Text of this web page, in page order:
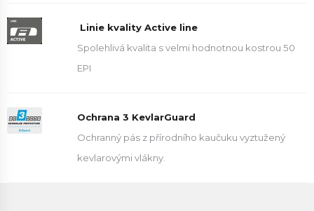
Linie kvality Active line
Spolehlivá kvalita s velmi hodnotnou kostrou 50
EPI
Ochrana 3 KevlarGuard
Ochranný pás z přírodního kaučuku vyztužený
kevlarovými vlákny.